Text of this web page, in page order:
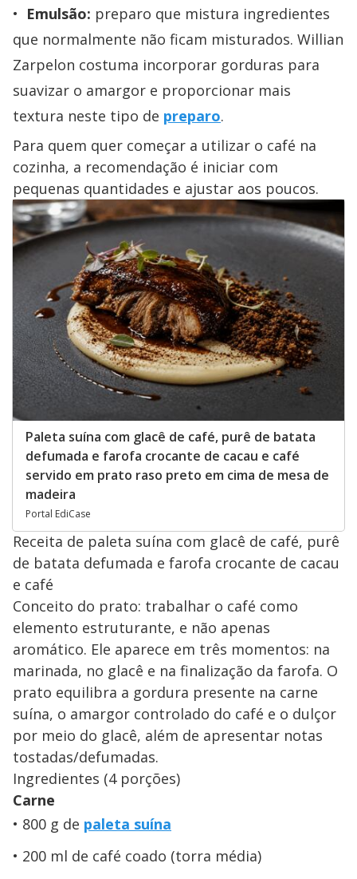
Emulsão: preparo que mistura ingredientes
que normalmente não ficam misturados. Willian
Zarpelon costuma incorporar gorduras para
suavizar o amargor e proporcionar mais
textura neste tipo de preparo.
Para quem quer começar a utilizar o café na
cozinha, a recomendação é iniciar com
pequenas quantidades e ajustar aos poucos.
Paleta suína com glacê de café, purê de batata
defumada e farofa crocante de cacau e café
servido em prato raso preto em cima de mesa de
madeira
Portal EdiCase
Receita de paleta suína com glacê de café, purê
de batata defumada e farofa crocante de cacau
e café
Conceito do prato: trabalhar o café como
elemento estruturante, e não apenas
aromático. Ele aparece em três momentos: na
marinada, no glacê e na finalização da farofa. O
prato equilibra a gordura presente na carne
suína, o amargor controlado do café e o dulçor
por meio do glacê, além de apresentar notas
tostadas/defumadas.
Ingredientes (4 porções)
Carne
800 g de paleta suína
200 ml de café coado (torra média)